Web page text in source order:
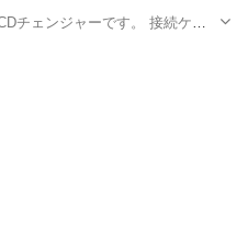
チェンジャーです。 接続ケー